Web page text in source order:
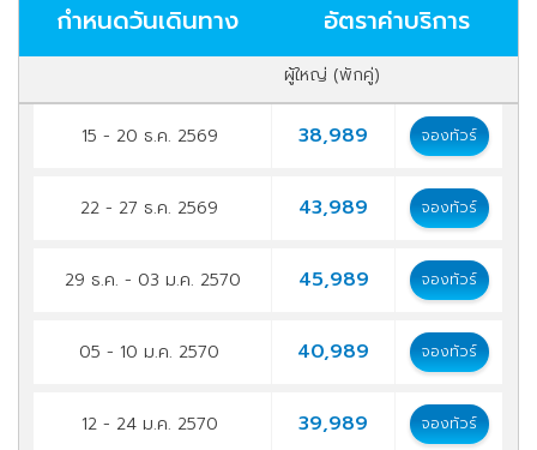
กำหนดวันเดินทาง อัตราค่าบริการ
ผู้ใหญ่ (พักคู่)
15 - 20 ธ.ค. 2569 38,989 จองทัวร์
22 - 27 ธ.ค. 2569 43,989 จองทัวร์
29 ธ.ค. - 03 ม.ค. 2570 45,989 จองทัวร์
05 - 10 ม.ค. 2570 40,989 จองทัวร์
12 - 24 ม.ค. 2570 39,989 จองทัวร์